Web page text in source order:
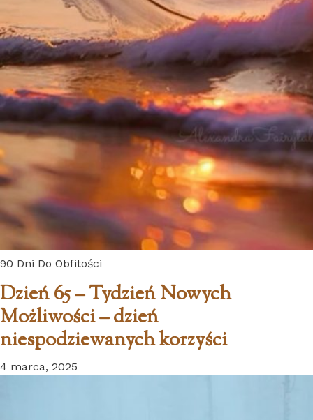
90 Dni Do Obfitości
Dzień 65 – Tydzień Nowych
Możliwości – dzień
niespodziewanych korzyści
4 marca, 2025